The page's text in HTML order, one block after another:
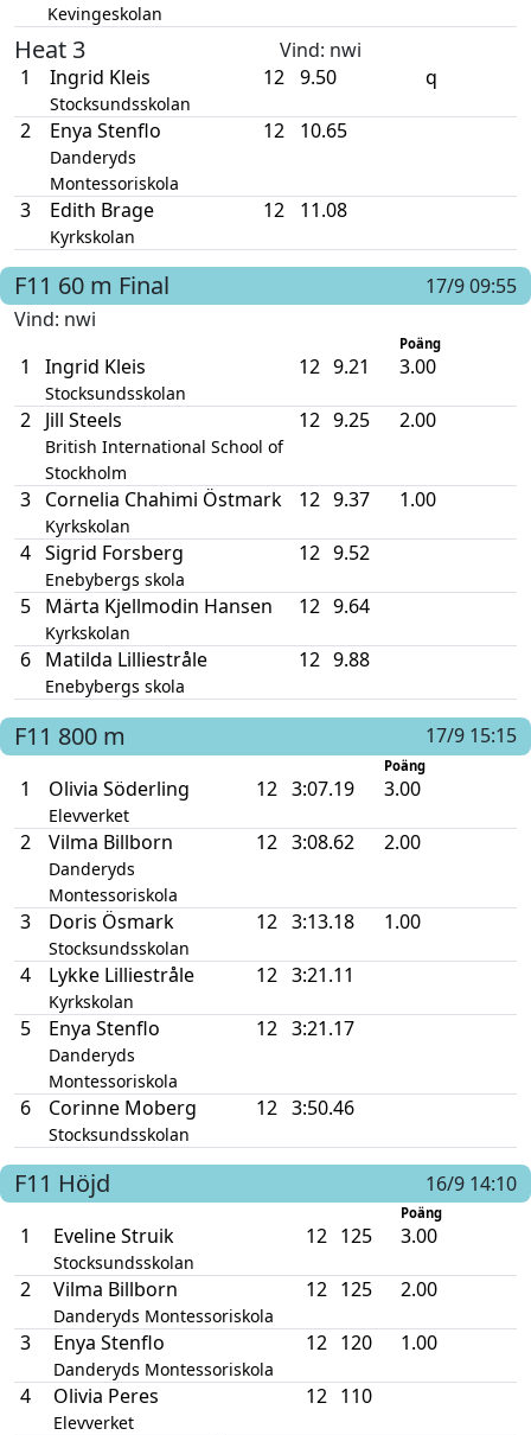
Kevingeskolan
Heat 3 Vind: nwi
1
Ingrid Kleis
Stocksundsskolan
12 9.50 q
2 Enya Stenflo
Danderyds
Montessoriskola
12 10.65
3 Edith Brage
Kyrkskolan
12 11.08
F11 60 m Final
17/9 09:55
Vind: nwi
Poäng
1 Ingrid Kleis
Stocksundsskolan
12 9.21 3.00
2 Jill Steels
British International School of
Stockholm
12 9.25 2.00
3 Cornelia Chahimi Östmark
Kyrkskolan
12 9.37 1.00
4 Sigrid Forsberg
Enebybergs skola
12 9.52
5 Märta Kjellmodin Hansen
Kyrkskolan
12 9.64
6 Matilda Lilliestråle
Enebybergs skola
12 9.88
F11 800 m 17/9 15:15
Poäng
1 Olivia Söderling
Elevverket
12 3:07.19 3.00
2 Vilma Billborn
Danderyds
Montessoriskola
12 3:08.62 2.00
3 Doris Ösmark
Stocksundsskolan
12 3:13.18 1.00
4 Lykke Lilliestråle
Kyrkskolan
12 3:21.11
5 Enya Stenflo
Danderyds
Montessoriskola
12 3:21.17
6 Corinne Moberg
Stocksundsskolan
12 3:50.46
F11 Höjd 16/9 14:10
Poäng
1 Eveline Struik
Stocksundsskolan
12 125 3.00
2 Vilma Billborn
Danderyds Montessoriskola
12 125 2.00
3 Enya Stenflo
Danderyds Montessoriskola
12 120 1.00
4 Olivia Peres
Elevverket
12 110